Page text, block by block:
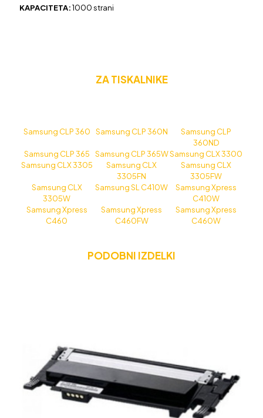
količina
KAPACITETA:1000 strani
ZA TISKALNIKE
Samsung CLP 360 Samsung CLP 360N
Samsung CLP
360ND
Samsung CLP 365
Samsung CLP 365WSamsung CLX 3300
Samsung CLX 3305
Samsung CLX
3305FN
Samsung CLX
3305FW
Samsung CLX
3305W
Samsung SL C410W
Samsung Xpress
C410W
Samsung Xpress
C460
Samsung Xpress
C460FW
Samsung Xpress
C460W
PODOBNI IZDELKI